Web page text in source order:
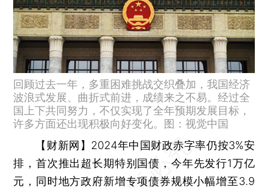
回顾过去一年，多重困难挑战交织叠加，我国经济
波浪式发展、曲折式前进，成绩来之不易。经过全
国上下共同努力，不仅实现了全年预期发展目标，
许多方面还出现积极向好变化。图：视觉中国
【财新网】 2024年中国财政赤字率仍按3%安
排，首次推出超长期特别国债，今年先发行1万亿
元，同时地方政府新增专项债券规模小幅增至3.9